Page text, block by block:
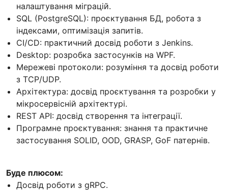
налаштування міграцій.
SQL (PostgreSQL): проєктування БД, робота з
індексами, оптимізація запитів.
CI/CD: практичний досвід роботи з Jenkins.
Desktop: розробка застосунків на WPF.
Мережеві протоколи: розуміння та досвід роботи
з TCP/UDP.
Архітектура: досвід проєктування та розробки у
мікросервісній архітектурі.
REST API: досвід створення та інтеграції.
Програмне проєктування: знання та практичне
застосування SOLID, OOD, GRASP, GoF патернів.
Буде плюсом:
Досвід роботи з gRPC.